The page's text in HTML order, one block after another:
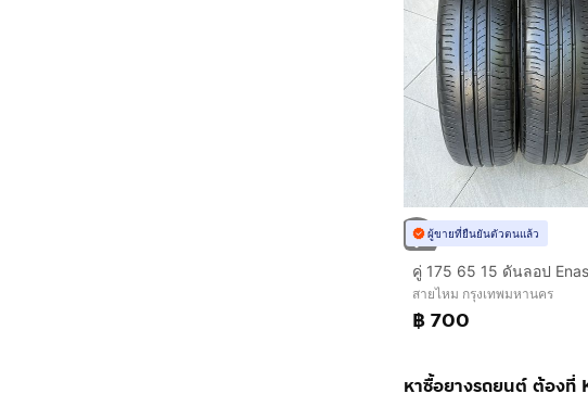
ผู้ขายที่ยืนยันตัวตนแล้ว
สายไหม กรุงเทพมหานคร
฿ 700
หาซื้อยางรถยนต์ ต้องที่